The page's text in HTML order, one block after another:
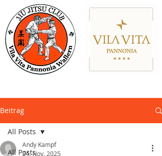
Beitrag
All Posts
All Posts
Andy Kampf
24. Nov. 2025